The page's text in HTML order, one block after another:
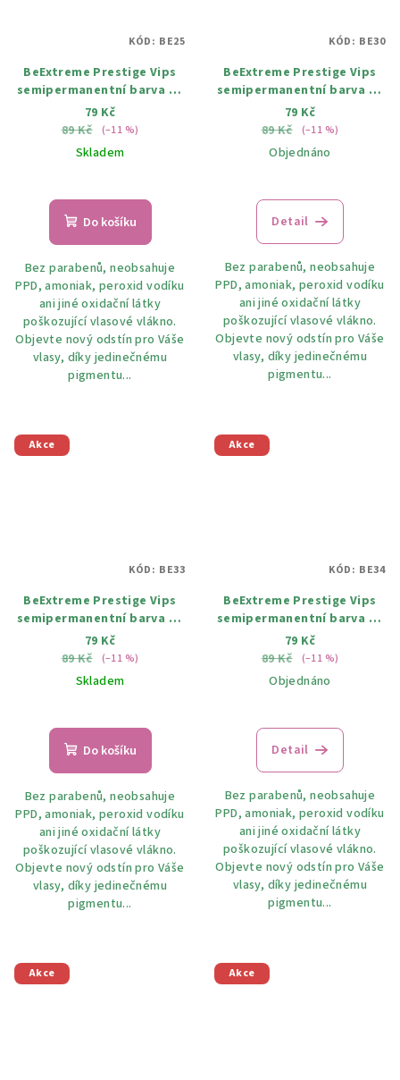
BeExtreme Prestige Vips
semipermanentní barva na
vlasy 25 grafitová 100ml
79 Kč
89 Kč
(–11 %)
Skladem
Do košíku
Bez parabenů, neobsahuje
PPD, amoniak, peroxid vodíku
ani jiné oxidační látky
poškozující vlasové vlákno.
Objevte nový odstín pro Váše
vlasy, díky jedinečnému
pigmentu...
KÓD: BE25
BeExtreme Prestige Vips
semipermanentní barva na
vlasy 30 elektrická žlutá
100ml
79 Kč
89 Kč
(–11 %)
Objednáno
Detail
Bez parabenů, neobsahuje
PPD, amoniak, peroxid vodíku
ani jiné oxidační látky
poškozující vlasové vlákno.
Objevte nový odstín pro Váše
vlasy, díky jedinečnému
pigmentu...
KÓD: BE30
Akce
BeExtreme Prestige Vips
semipermanentní barva na
vlasy 33 růžová 100ml
79 Kč
89 Kč
(–11 %)
Skladem
Do košíku
Bez parabenů, neobsahuje
PPD, amoniak, peroxid vodíku
ani jiné oxidační látky
poškozující vlasové vlákno.
Objevte nový odstín pro Váše
vlasy, díky jedinečnému
pigmentu...
KÓD: BE33
Akce
BeExtreme Prestige Vips
semipermanentní barva na
vlasy 34 růžový flamingo
100ml
79 Kč
89 Kč
(–11 %)
Objednáno
Detail
Bez parabenů, neobsahuje
PPD, amoniak, peroxid vodíku
ani jiné oxidační látky
poškozující vlasové vlákno.
Objevte nový odstín pro Váše
vlasy, díky jedinečnému
pigmentu...
KÓD: BE34
Akce Akce